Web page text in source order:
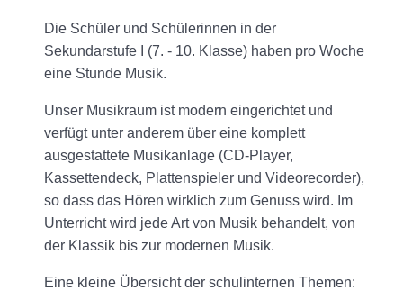
Die Schüler und Schülerinnen in der
Sekundarstufe I (7. - 10. Klasse) haben pro Woche
eine Stunde Musik.
Unser Musikraum ist modern eingerichtet und
verfügt unter anderem über eine komplett
ausgestattete Musikanlage (CD-Player,
Kassettendeck, Plattenspieler und Videorecorder),
so dass das Hören wirklich zum Genuss wird. Im
Unterricht wird jede Art von Musik behandelt, von
der Klassik bis zur modernen Musik.
Eine kleine Übersicht der schulinternen Themen: